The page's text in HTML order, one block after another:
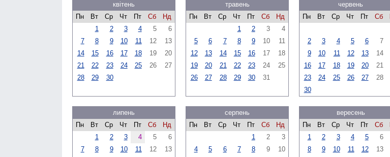
квітень
Пн
Вт Ср Чт Пт Сб
Нд
1
2 3 4 5
6
7
8 9 10 11 12
13
14
15 16 17 18 19
20
21
22 23 24 25 26
27
28
29 30
травень
Пн
Вт Ср Чт Пт Сб
Нд
1
2 3
4
5
6 7 8 9 10
11
12
13 14 15 16 17
18
19
20 21 22 23 24
25
26
27 28 29 30 31
червень
Пн
Вт Ср Чт Пт Сб
2
3 4 5 6 7
9
10 11 12 13 14
16
17 18 19 20 21
23
24 25 26 27 28
30
липень
Пн
Вт Ср Чт Пт Сб
Нд
1
2 3 4 5
6
7
8 9 10 11 12
13
серпень
Пн
Вт Ср Чт Пт Сб
Нд
1
2
3
4
5 6 7 8 9
10
вересень
Пн
Вт Ср Чт Пт Сб
1
2 3 4 5 6
8
9 10 11 12 13